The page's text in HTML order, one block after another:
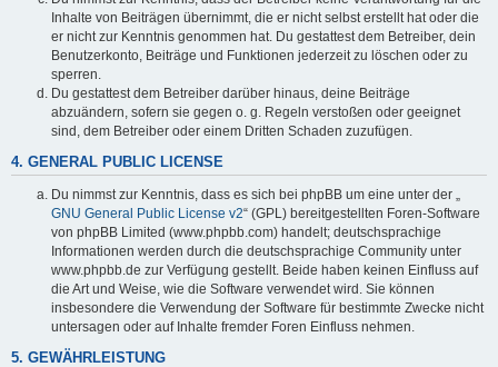
Inhalte von Beiträgen übernimmt, die er nicht selbst erstellt hat oder die
er nicht zur Kenntnis genommen hat. Du gestattest dem Betreiber, dein
Benutzerkonto, Beiträge und Funktionen jederzeit zu löschen oder zu
sperren.
Du gestattest dem Betreiber darüber hinaus, deine Beiträge
abzuändern, sofern sie gegen o. g. Regeln verstoßen oder geeignet
sind, dem Betreiber oder einem Dritten Schaden zuzufügen.
4. GENERAL PUBLIC LICENSE
Du nimmst zur Kenntnis, dass es sich bei phpBB um eine unter der „
GNU General Public License v2“ (GPL) bereitgestellten Foren-Software
von phpBB Limited (www.phpbb.com) handelt; deutschsprachige
Informationen werden durch die deutschsprachige Community unter
www.phpbb.de zur Verfügung gestellt. Beide haben keinen Einfluss auf
die Art und Weise, wie die Software verwendet wird. Sie können
insbesondere die Verwendung der Software für bestimmte Zwecke nicht
untersagen oder auf Inhalte fremder Foren Einfluss nehmen.
5. GEWÄHRLEISTUNG